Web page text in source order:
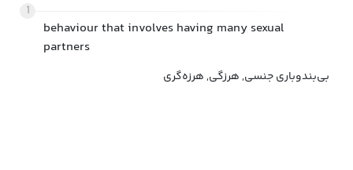
1
behaviour that involves having many sexual
partners
بی‌بندوباری جنسی, هرزگی, هرزه‌گری